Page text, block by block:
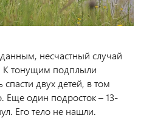
несчастный случай
К тонущим подплыли
двух детей, в том
Еще один подросток – 13-
Его тело не нашли.